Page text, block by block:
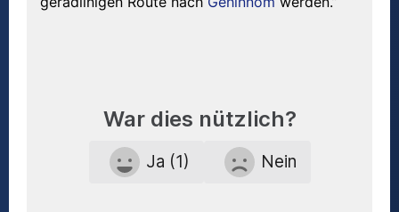
War dies nützlich?
Ja (1) Nein